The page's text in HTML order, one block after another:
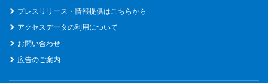
プレスリリース・情報提供はこちらから
アクセスデータの利用について
お問い合わせ
広告のご案内